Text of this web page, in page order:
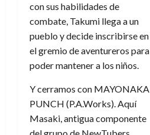
con sus habilidades de
combate, Takumi llega a un
pueblo y decide inscribirse en
el gremio de aventureros para
poder mantener a los niños.
Y cerramos con MAYONAKA
PUNCH (P.A.Works). Aquí
Masaki, antigua componente